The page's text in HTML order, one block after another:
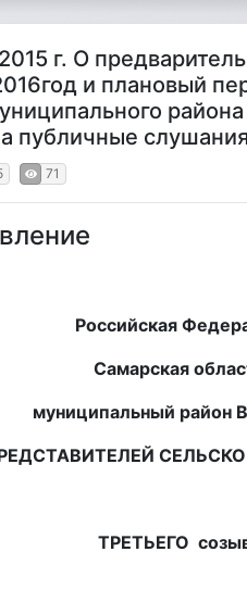
г. О
и плановый
публичные слушания
71
Российская
Самарская
муниципальный район
ТРЕТЬЕГО